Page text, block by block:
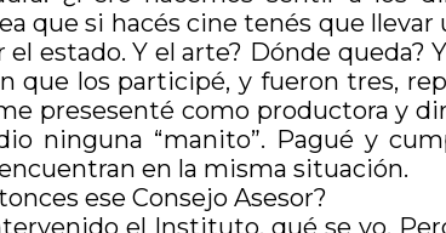
que si hacés cine tenés que
estado. Y el arte? Dónde queda?
que los participé, y fueron tres,
presesenté como productora y
ninguna “manito”. Pagué y
en la misma situación.
ese Consejo Asesor?
el Instituto, qué se yo.